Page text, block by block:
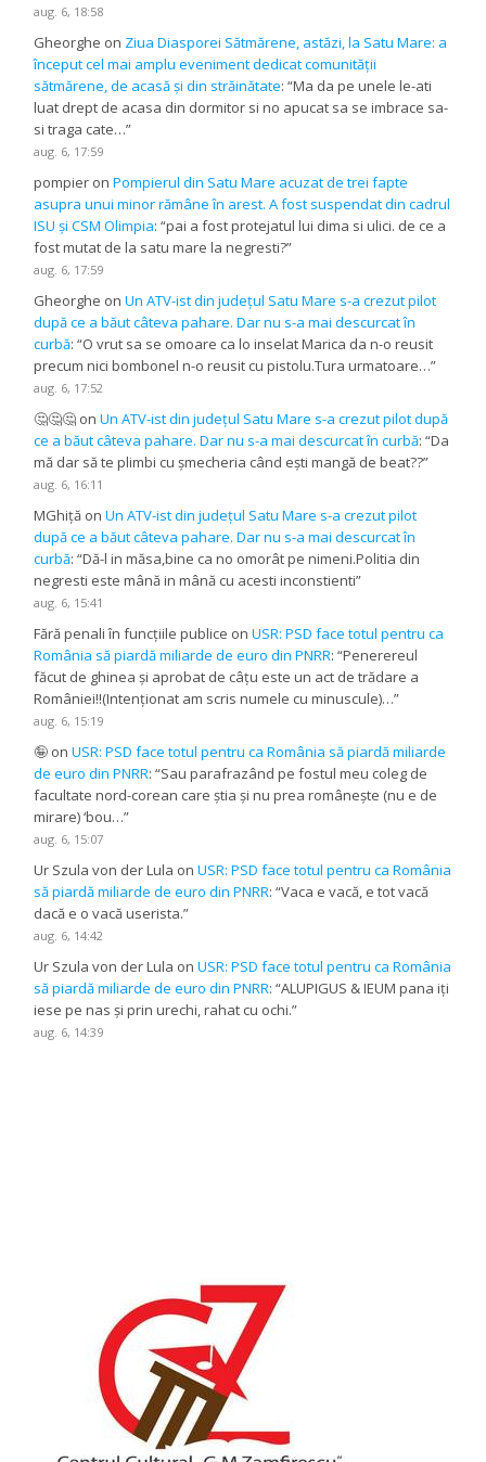
aug. 6, 18:58
Gheorghe on Ziua Diasporei Sătmărene, astăzi, la Satu Mare: a
început cel mai amplu eveniment dedicat comunității
sătmărene, de acasă și din străinătate: “Ma da pe unele le-ati
luat drept de acasa din dormitor si no apucat sa se imbrace sa-
si traga cate…”
aug. 6, 17:59
pompier onPompierul din Satu Mare acuzat de trei fapte
asupra unui minor rămâne în arest. A fost suspendat din cadrul
ISU și CSM Olimpia: “pai a fost protejatul lui dima si ulici. de ce a
fost mutat de la satu mare la negresti?”
aug. 6, 17:59
Gheorghe onUn ATV-ist din județul Satu Mare s-a crezut pilot
după ce a băut câteva pahare. Dar nu s-a mai descurcat în
curbă: “O vrut sa se omoare ca lo inselat Marica da n-o reusit
precum nici bombonel n-o reusit cu pistolu.Tura urmatoare…”
aug. 6, 17:52
🤔🤔🤔 onUn ATV-ist din județul Satu Mare s-a crezut pilot după
ce a băut câteva pahare. Dar nu s-a mai descurcat în curbă: “Da
mă dar să te plimbi cu șmecheria când ești mangă de beat??”
aug. 6, 16:11
MGhiță onUn ATV-ist din județul Satu Mare s-a crezut pilot
după ce a băut câteva pahare. Dar nu s-a mai descurcat în
curbă: “Dă-l in măsa,bine ca no omorât pe nimeni.Politia din
negresti este mână in mână cu acesti inconstienti”
aug. 6, 15:41
Fără penali în funcțiile publice onUSR: PSD face totul pentru ca
România să piardă miliarde de euro din PNRR: “Penerereul
făcut de ghinea și aprobat de câțu este un act de trădare a
României!!(Intenționat am scris numele cu minuscule)…”
aug. 6, 15:19
🤪 onUSR: PSD face totul pentru ca România să piardă miliarde
de euro din PNRR: “Sau parafrazând pe fostul meu coleg de
facultate nord-corean care știa și nu prea românește (nu e de
mirare) ‘bou…”
aug. 6, 15:07
Ur Szula von der Lula onUSR: PSD face totul pentru ca România
să piardă miliarde de euro din PNRR: “Vaca e vacă, e tot vacă
dacă e o vacă userista.”
aug. 6, 14:42
Ur Szula von der Lula onUSR: PSD face totul pentru ca România
să piardă miliarde de euro din PNRR: “ALUPIGUS & IEUM pana iți
iese pe nas și prin urechi, rahat cu ochi.”
aug. 6, 14:39